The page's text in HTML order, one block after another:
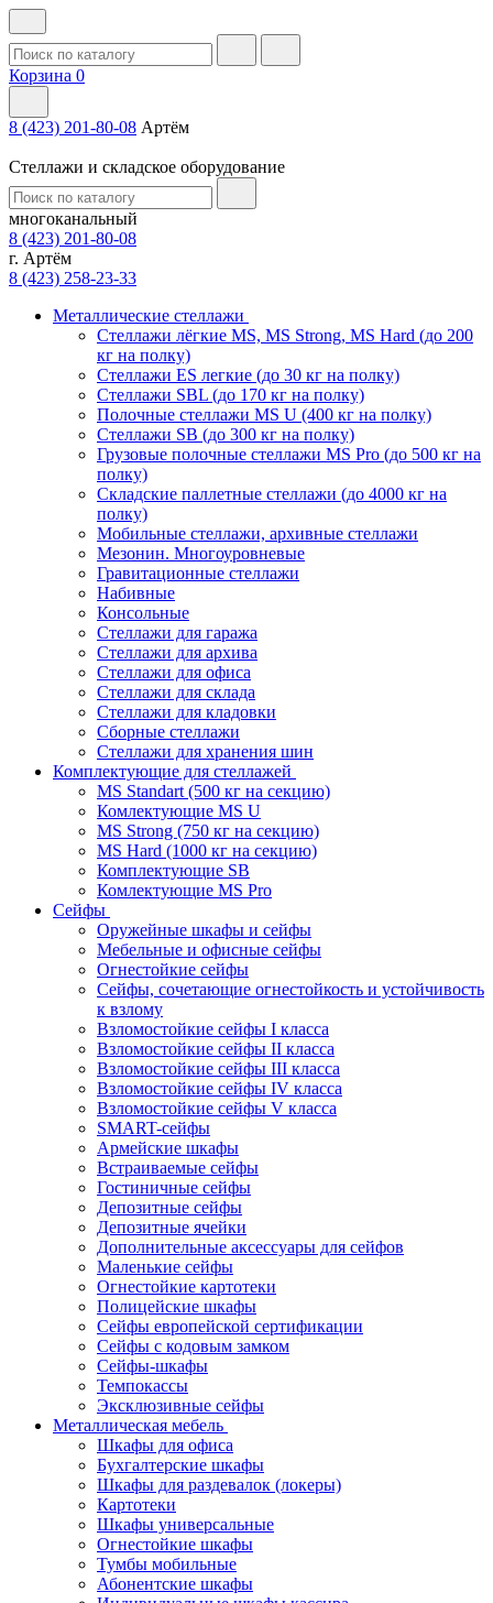
Корзина 0
8 (423) 201-80-08 Артём
Стеллажи и складское оборудование
многоканальный
8 (423) 201-80-08
г. Артём
8 (423) 258-23-33
Металлические стеллажи
Стеллажи лёгкие MS, MS Strong, MS Hard (до 200
кг на полку)
Стеллажи ES легкие (до 30 кг на полку)
Стеллажи SBL (до 170 кг на полку)
Полочные стеллажи MS U (400 кг на полку)
Стеллажи SB (до 300 кг на полку)
Грузовые полочные стеллажи MS Pro (до 500 кг на
полку)
Складские паллетные стеллажи (до 4000 кг на
полку)
Мобильные стеллажи, архивные стеллажи
Мезонин. Многоуровневые
Гравитационные стеллажи
Набивные
Консольные
Стеллажи для гаража
Стеллажи для архива
Стеллажи для офиса
Стеллажи для склада
Стеллажи для кладовки
Сборные стеллажи
Стеллажи для хранения шин
Комплектующие для стеллажей
MS Standart (500 кг на секцию)
Комлектующие MS U
MS Strong (750 кг на секцию)
MS Hard (1000 кг на секцию)
Комплектующие SB
Комлектующие MS Pro
Сейфы
Оружейные шкафы и сейфы
Мебельные и офисные сейфы
Огнестойкие сейфы
Сейфы, сочетающие огнестойкость и устойчивость
к взлому
Взломостойкие сейфы I класса
Взломостойкие сейфы II класса
Взломостойкие сейфы III класса
Взломостойкие сейфы IV класса
Взломостойкие сейфы V класса
SMART-сейфы
Армейские шкафы
Встраиваемые сейфы
Гостиничные сейфы
Депозитные сейфы
Депозитные ячейки
Дополнительные аксессуары для сейфов
Маленькие сейфы
Огнестойкие картотеки
Полицейские шкафы
Сейфы европейской сертификации
Сейфы с кодовым замком
Сейфы-шкафы
Темпокассы
Эксклюзивные сейфы
Металлическая мебель
Шкафы для офиса
Бухгалтерские шкафы
Шкафы для раздевалок (локеры)
Картотеки
Шкафы универсальные
Огнестойкие шкафы
Тумбы мобильные
Абонентские шкафы